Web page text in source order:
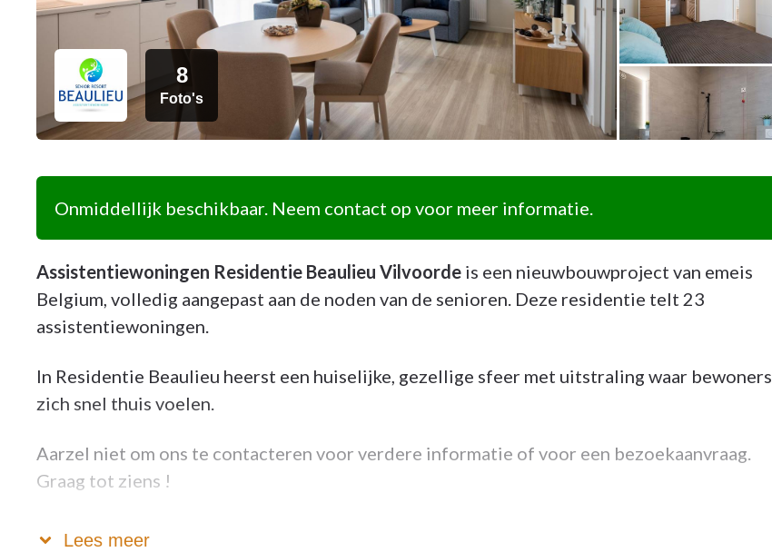
8
Foto's
Onmiddellijk beschikbaar. Neem contact op voor meer informatie.
Assistentiewoningen Residentie Beaulieu Vilvoorde is een nieuwbouwproject van emeis
Belgium, volledig aangepast aan de noden van de senioren. Deze residentie telt 23
assistentiewoningen.
In Residentie Beaulieu heerst een huiselijke, gezellige sfeer met uitstraling waar bewoners
zich snel thuis voelen.
Aarzel niet om ons te contacteren voor verdere informatie of voor een bezoekaanvraag.
Graag tot ziens !
De directie en het team van de emeis Belgium-residentie Beaulieu
Lees meer